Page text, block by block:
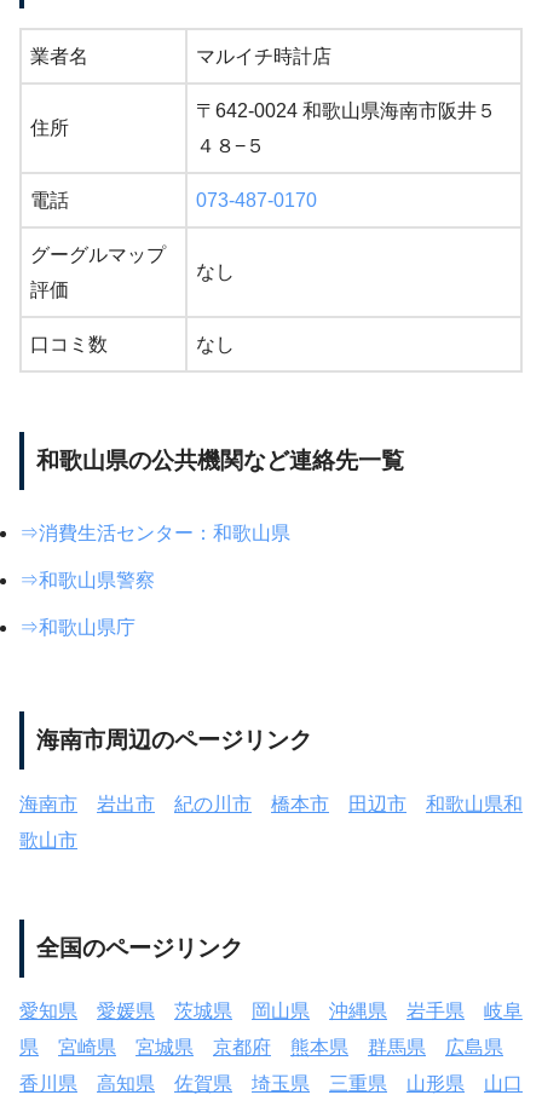
業者名 マルイチ時計店
住所
〒642-0024 和歌山県海南市阪井５
４８−５
電話 073-487-0170
グーグルマップ
評価
なし
口コミ数 なし
和歌山県の公共機関など連絡先一覧
⇒消費生活センター：和歌山県
⇒和歌山県警察
⇒和歌山県庁
海南市周辺のページリンク
海南市 岩出市 紀の川市 橋本市 田辺市
和歌山県和
歌山市
全国のページリンク
愛知県 愛媛県 茨城県 岡山県 沖縄県 岩手県
岐阜
県
宮崎県 宮城県 京都府 熊本県 群馬県
広島県
香川県
高知県 佐賀県 埼玉県 三重県 山形県 山口